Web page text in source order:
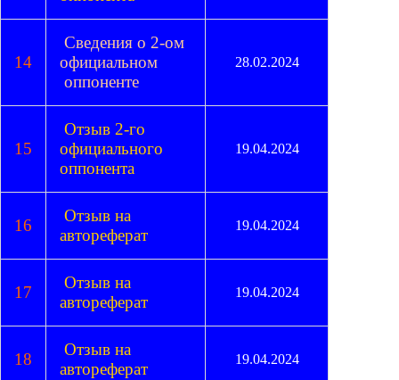
14
Сведения о 2-ом
официальном
оппоненте
28.02.2024
15
Отзыв 2-го
официального
оппонента
19.04.2024
16
Отзыв на
автореферат
19.04.2024
17
Отзыв на
автореферат
19.04.2024
18
Отзыв на
автореферат
19.04.2024